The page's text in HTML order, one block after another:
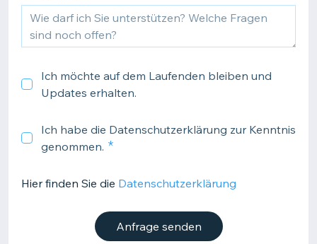
Ich möchte auf dem Laufenden bleiben und
Updates erhalten.
Ich habe die Datenschutzerklärung zur Kenntnis
genommen.
Hier finden Sie die Datenschutzerklärung
Anfrage senden